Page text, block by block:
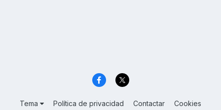
Tema Política de privacidad Contactar Cookies